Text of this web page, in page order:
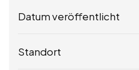
Datum veröffentlicht
Standort